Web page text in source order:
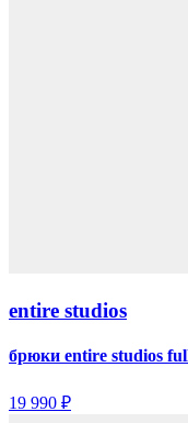
entire studios
брюки entire studios
19 990 ₽